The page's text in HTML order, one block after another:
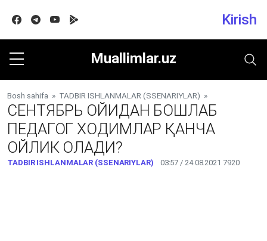
FacebookTelegram
Youtube Kirish
Muallimlar.uz
Bosh sahifa » TADBIR ISHLANMALAR (SSENARIYLAR) »
СЕНТЯБРЬ ОЙИДАН БОШЛАБ
ПЕДАГОГ ХОДИМЛАР ҚАНЧА
ОЙЛИК ОЛАДИ?
TADBIR ISHLANMALAR (SSENARIYLAR) 03:57 / 24.08.2021 7920